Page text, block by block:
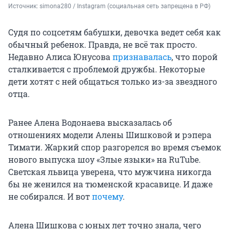
Источник: simona280 / Instagram (социальная сеть запрещена в РФ)
Судя по соцсетям бабушки, девочка ведет себя как
обычный ребенок. Правда, не всё так просто.
Недавно Алиса Юнусова признавалась, что порой
сталкивается с проблемой дружбы. Некоторые
дети хотят с ней общаться только из-за звездного
отца.
Ранее Алена Водонаева высказалась об
отношениях модели Алены Шишковой и рэпера
Тимати. Жаркий спор разгорелся во время съемок
нового выпуска шоу «Злые языки» на RuTube.
Светская львица уверена, что мужчина никогда
бы не женился на тюменской красавице. И даже
не собирался. И вотпочему.
Алена Шишкова с юных лет точно знала, чего